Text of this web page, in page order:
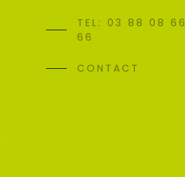
TEL: 03 88 08 66
66
CONTACT